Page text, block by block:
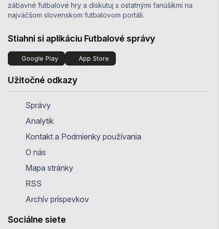
zábavné futbalové hry a diskutuj s ostatnými fanúšikmi na
najväčšom slovenskom futbalovom portáli.
Stiahni si aplikáciu Futbalové správy
Google Play App Store
Užitočné odkazy
Správy
Analytik
Kontakt a Podmienky používania
O nás
Mapa stránky
RSS
Archív príspevkov
Sociálne siete